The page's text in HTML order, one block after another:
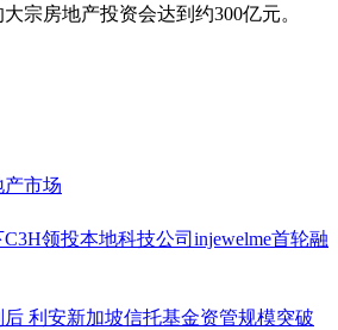
宗房地产投资会达到约300亿元。
产市场
领投本地科技公司injewelme首轮融
利安新加坡信托基金资管规模突破